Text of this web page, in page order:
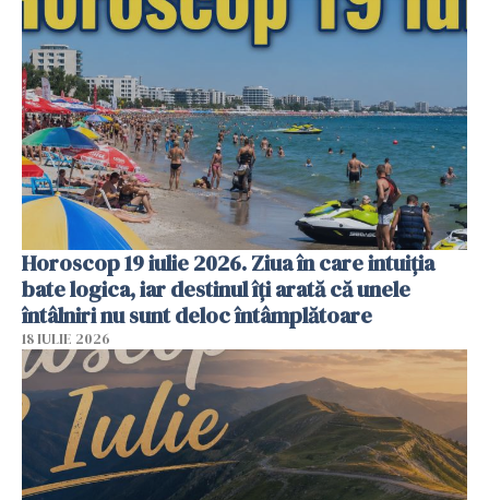
Horoscop 19 iulie 2026. Ziua în care intuiția
bate logica, iar destinul îți arată că unele
întâlniri nu sunt deloc întâmplătoare
18 IULIE 2026